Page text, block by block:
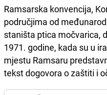
Ramsarska konvencija,
područjima od
staništa ptica močvarica,
1971. godine, kada su u
mjestu Ramsaru
tekst dogovora o zaštiti i